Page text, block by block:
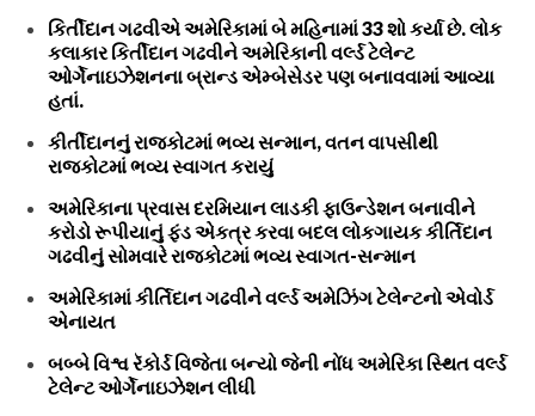
કિર્તીદાન ગઢવીએ અમેરિકામાં બે મહિનામાં 33 શો કર્યા છે. લોક
કલાકાર કિર્તીદાન ગઢવીને અમેરિકાની વર્લ્ડ ટેલેન્ટ
ઓર્ગેનાઇઝેશનના બ્રાન્ડ એમ્બેસેડર પણ બનાવવામાં આવ્યા
હતાં.
કીર્તીદાનનું રાજકોટમાં ભવ્ય સન્માન, વતન વાપસીથી
રાજકોટમાં ભવ્ય સ્વાગત કરાયું
અમેરિકાના પ્રવાસ દરમિયાન લાડકી ફાઉન્ડેશન બનાવીને
કરોડો રૂપીયાનું ફંડ એકત્ર કરવા બદલ લોકગાયક કીર્તિદાન
ગઢવીનું સોમવારે રાજકોટમાં ભવ્ય સ્વાગત-સન્માન
અમેરિકામાં કીર્તિદાન ગઢવીને વર્લ્ડ અમેઝિંગ ટેલેન્ટનો એવોર્ડ
એનાયત
બબ્બે વિશ્વ રૅકોર્ડ વિજેતા બન્યો જેની નોંધ અમેરિકા સ્થિત વર્લ્ડ
ટેલેન્ટ ઓર્ગેનાઇઝેશન લીધી